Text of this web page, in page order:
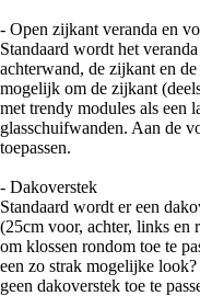
- Open zijkant veranda en
Standaard wordt het
achterwand, de zijkant en
mogelijk om de zijkant
met trendy modules als een
glasschuifwanden. Aan de
toepassen.
- Dakoverstek
Standaard wordt er een
(25cm voor, achter, links en
om klossen rondom toe te
een zo strak mogelijke
geen dakoverstek toe te